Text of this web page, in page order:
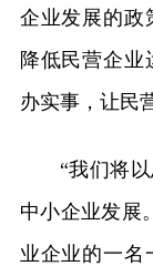
企业发展的政
降低民营企业
办实事，让民
“我们将
中小企业发展
业企业的一名